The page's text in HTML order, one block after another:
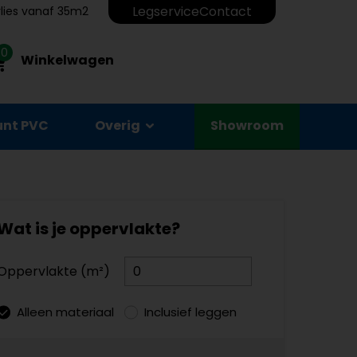
vanaf 35m2 LegserviceContact
0 Winkelwagen
PVC Overig Showroom
is je oppervlakte?
(m²)
Alleen materiaal Inclusief leggen